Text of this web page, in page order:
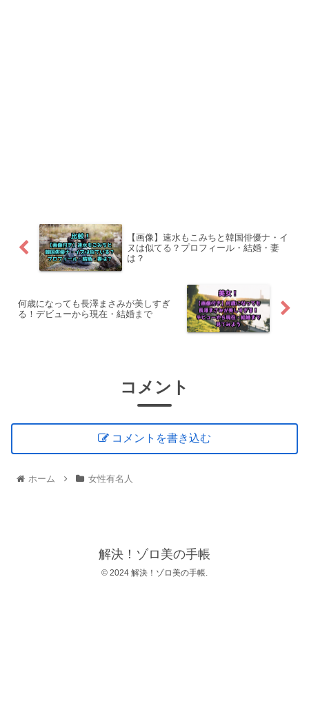
【画像】速水もこみちと韓国俳優ナ・イ
ヌは似てる？プロフィール・結婚・妻
は？
何歳になっても長澤まさみが美しすぎ
る！デビューから現在・結婚まで
コメント
コメントを書き込む
ホーム 女性有名人
解決！ゾロ美の手帳
© 2024 解決！ゾロ美の手帳.